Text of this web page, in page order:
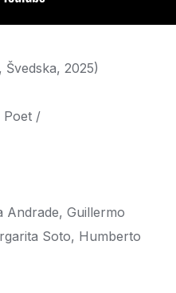
Švedska, 2025)
Poet /
Andrade, Guillermo
Soto, Humberto